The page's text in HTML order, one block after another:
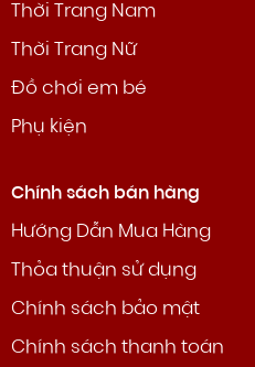
Thời Trang Nam
Thời Trang Nữ
Đồ chơi em bé
Phụ kiện
Chính sách bán hàng
Hướng Dẫn Mua Hàng
Thỏa thuận sử dụng
Chính sách bảo mật
Chính sách thanh toán